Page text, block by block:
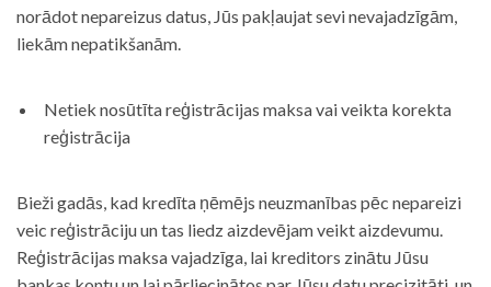
norādot nepareizus datus, Jūs pakļaujat sevi nevajadzīgām,
liekām nepatikšanām.
Netiek nosūtīta reģistrācijas maksa vai veikta korekta
reģistrācija
Bieži gadās, kad kredīta ņēmējs neuzmanības pēc nepareizi
veic reģistrāciju un tas liedz aizdevējam veikt aizdevumu.
Reģistrācijas maksa vajadzīga, lai kreditors zinātu Jūsu